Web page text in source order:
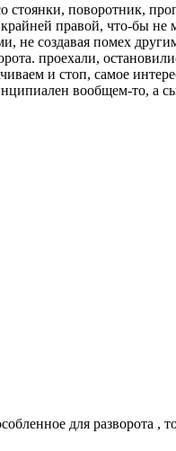
поворотник,
правой, что-бы
создавая помех
проехали,
и стоп, самое
вообщем-то, а
для разворота ,